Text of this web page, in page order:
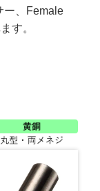
ー、Female
す。